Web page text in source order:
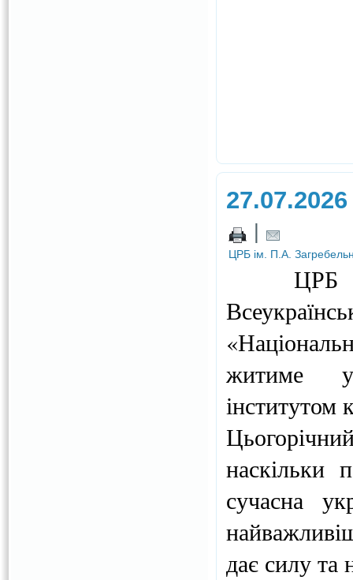
27.07.2026
|
ЦРБ ім. П.А.
ЦРБ
житиме
інститутом
наскільки
сучасна
дає силу та